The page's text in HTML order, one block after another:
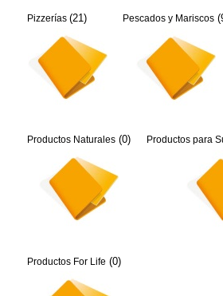
Pizzerías(21) Pescados y Mariscos
Productos Naturales (0) Productos para
Productos For Life (0)